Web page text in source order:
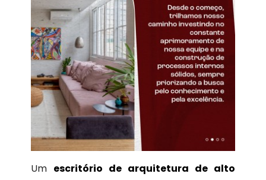
Um escritório de arquitetura de alto